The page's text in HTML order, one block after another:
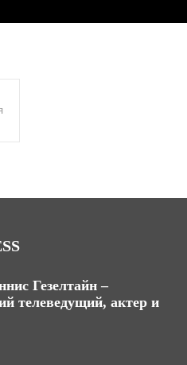
Гезелтайн –
телеведущий, актер и